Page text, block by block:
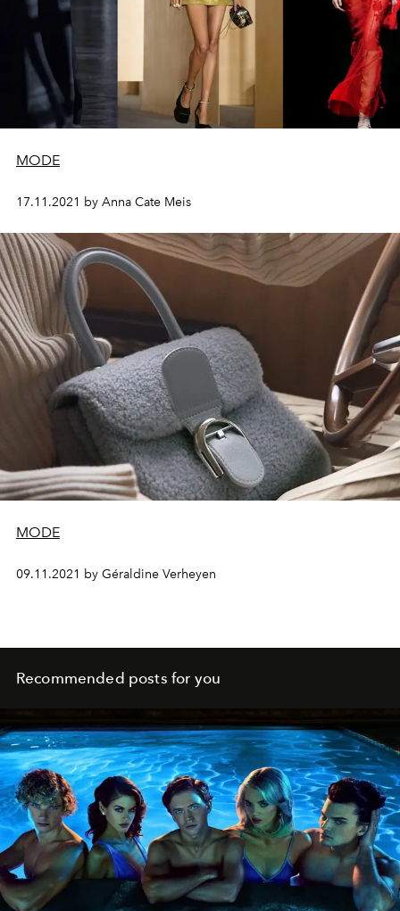
MODE
17.11.2021 by Anna Cate Meis
MODE
09.11.2021 by Géraldine Verheyen
Recommended posts for you